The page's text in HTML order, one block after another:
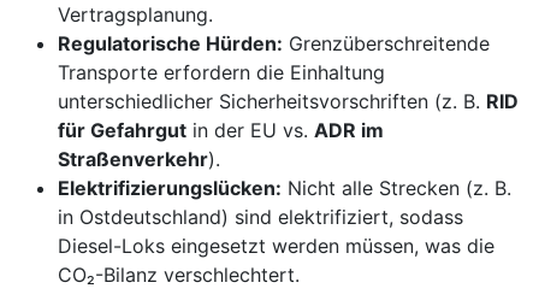
Vertragsplanung.
Regulatorische Hürden: Grenzüberschreitende
Transporte erfordern die Einhaltung
unterschiedlicher Sicherheitsvorschriften (z. B. RID
für Gefahrgut in der EU vs. ADR im
Straßenverkehr).
Elektrifizierungslücken: Nicht alle Strecken (z. B.
in Ostdeutschland) sind elektrifiziert, sodass
Diesel-Loks eingesetzt werden müssen, was die
CO₂-Bilanz verschlechtert.